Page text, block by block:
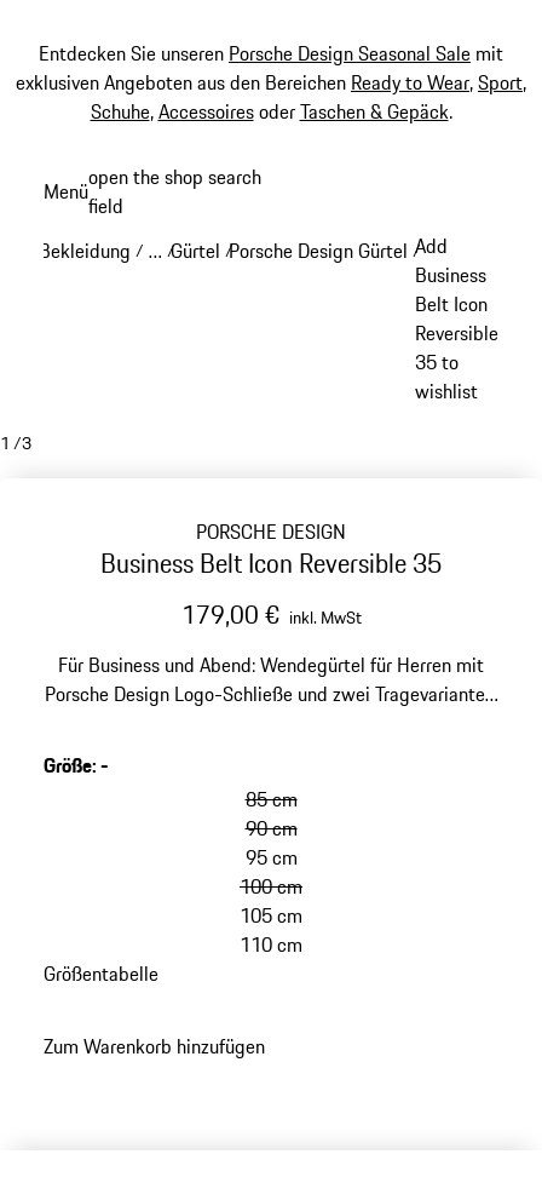
Entdecken Sie unseren Porsche Design Seasonal Sale mit
exklusiven Angeboten aus den Bereichen Ready to Wear,Sport,
Schuhe,AccessoiresoderTaschen & Gepäck.
Hauptinhalt
Menüopen the shop search
field
Bekleidung / …
Reveal collapsed breadcrumb items
/Gürtel /Porsche Design Gürtel /Add
Business
Belt Icon
Reversible
35 to
wishlist
1 /3
PORSCHE DESIGN
Business Belt Icon Reversible 35
179,00 € inkl. MwSt
Für Business und Abend: Wendegürtel für Herren mit
Porsche Design Logo-Schließe und zwei Tragevarianten:
Größe:-
85 cm
90 cm
95 cm
100 cm
105 cm
110 cm
Größentabelle
Zum Warenkorb hinzufügen